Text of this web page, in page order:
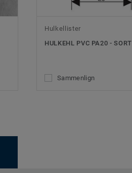
Hulkellister
HULKEHL PVC PA20 - SORT
Sammenlign